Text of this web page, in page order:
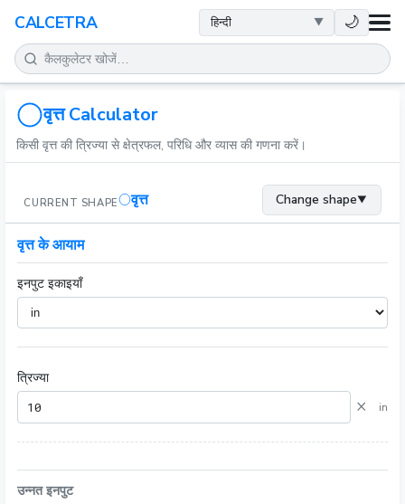
CALCETRA 🌙
गणित
रूपांतरण
विज्ञान
दैनिक
अन्य टूल
वृत्त Calculator
किसी वृत्त की त्रिज्या से क्षेत्रफल, परिधि और व्यास की गणना करें।
CURRENT SHAPE वृत्त Change shape▼
वृत्त के आयाम
इनपुट इकाइयाँ
त्रिज्या
× in
उन्नत इनपुट